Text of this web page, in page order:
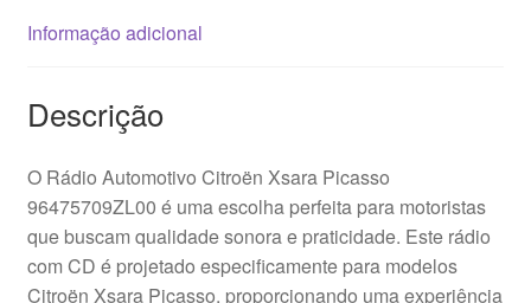
Informação adicional
Descrição
O Rádio Automotivo Citroën Xsara Picasso
96475709ZL00 é uma escolha perfeita para motoristas
que buscam qualidade sonora e praticidade. Este rádio
com CD é projetado especificamente para modelos
Citroën Xsara Picasso, proporcionando uma experiência